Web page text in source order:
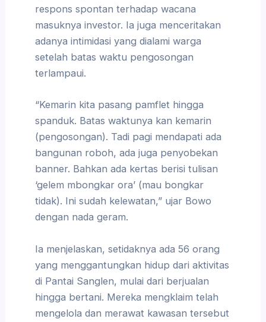
respons spontan terhadap wacana
masuknya investor. Ia juga menceritakan
adanya intimidasi yang dialami warga
setelah batas waktu pengosongan
terlampaui.
“Kemarin kita pasang pamflet hingga
spanduk. Batas waktunya kan kemarin
(pengosongan). Tadi pagi mendapati ada
bangunan roboh, ada juga penyobekan
banner. Bahkan ada kertas berisi tulisan
‘gelem mbongkar ora’ (mau bongkar
tidak). Ini sudah kelewatan,” ujar Bowo
dengan nada geram.
Ia menjelaskan, setidaknya ada 56 orang
yang menggantungkan hidup dari aktivitas
di Pantai Sanglen, mulai dari berjualan
hingga bertani. Mereka mengklaim telah
mengelola dan merawat kawasan tersebut